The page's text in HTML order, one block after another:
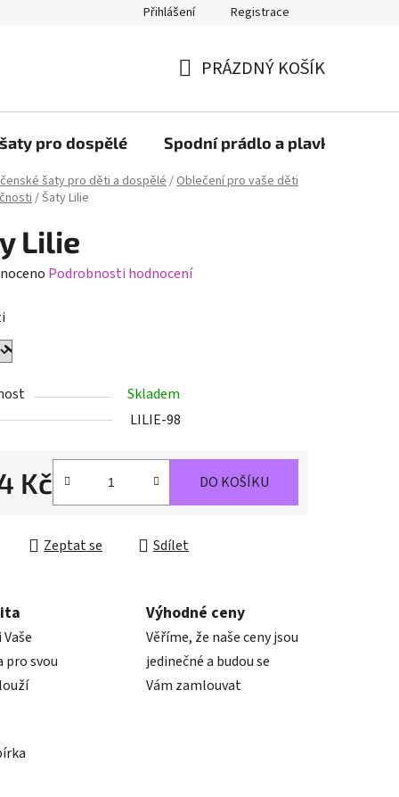
Přihlášení Registrace
KOŠÍK
PRÁZDNÝ KOŠÍK
pro dospělé Spodní prádlo a plavky
šaty pro děti a dospělé/Oblečení pro vaše děti
/Šaty Lilie
Lilie
Podrobnosti hodnocení
Skladem
LILIE-98
Kč DO KOŠÍKU
Zeptat se Sdílet
pro svou
Výhodné ceny
Věříme, že naše ceny jsou
jedinečné a budou se
Vám zamlouvat